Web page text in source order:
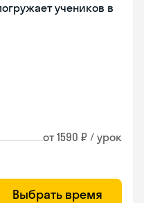
учеников в
от 1590 ₽ / урок
Выбрать время